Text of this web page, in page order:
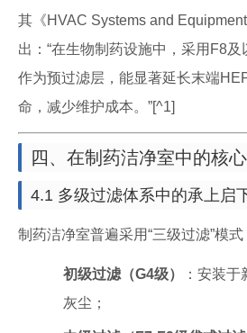
其《HVAC Systems and
出：“在生物制药设施中，采用F8
作为预过滤层，能显著延长末端
命，减少维护成本。”[^1]
四、在制药洁净室中的核
4.1 多级过滤体系中的承上启
制药洁净室普遍采用“三级过滤”模式
初级过滤（G4级）
：安装
灰尘；